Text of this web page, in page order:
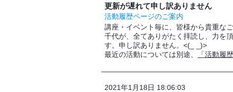
更新が遅れて申し訳ありません
活動履歴ページのご案内
講座・イベント毎に、皆様から貴重な
千代が、全てありがたく拝読し、力を
す。申し訳ありません。<(_ _)>
最近の活動については別途、
「活動履
2021年1月18日 18:06:03